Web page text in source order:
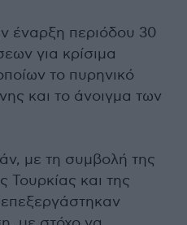
έναρξη περιόδου 30
για κρίσιμα
το πυρηνικό
και το άνοιγμα των
με τη συμβολή της
Τουρκίας και της